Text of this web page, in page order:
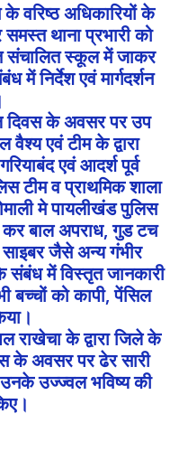
वरिष्ठ अधिकारियों के
थाना प्रभारी को
संचालित स्कूल में जाकर
निर्देश एवं मार्गदर्शन
दिवस के अवसर पर उप
वैश्य एवं टीम के द्वारा
एवं आदर्श पूर्व
टीम व प्राथमिक शाला
मे पायलीखंड पुलिस
कर बाल अपराध, गुड टच
जैसे अन्य गंभीर
में विस्तृत जानकारी
बच्चों को कापी, पेंसिल
राखेचा के द्वारा जिले के
के अवसर पर ढेर सारी
उज्ज्वल भविष्य की